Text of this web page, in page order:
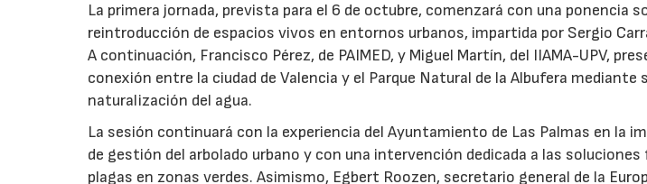
La primera jornada, prevista para el 6 de octubre, comenzará con una ponencia
reintroducción de espacios vivos en entornos urbanos, impartida por Sergio
A continuación, Francisco Pérez, de PAIMED, y Miguel Martín, del IIAMA-UPV,
conexión entre la ciudad de Valencia y el Parque Natural de la Albufera
naturalización del agua.
La sesión continuará con la experiencia del Ayuntamiento de Las Palmas en la
de gestión del arbolado urbano y con una intervención dedicada a las
plagas en zonas verdes. Asimismo, Egbert Roozen, secretario general de la